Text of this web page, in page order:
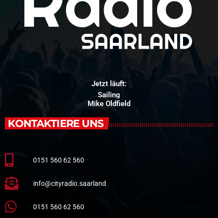
Jetzt läuft:
Sailing
Mike Oldfield
KONTAKTIERE UNS
0151 560 62 560
info@cityradio.saarland
0151 560 62 560